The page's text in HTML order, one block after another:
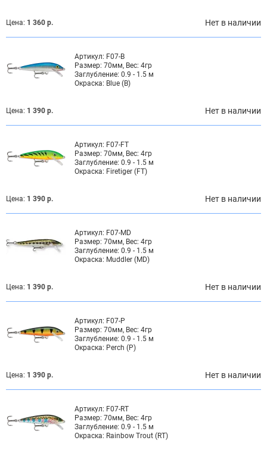
Цена: 1 360 р. Нет в наличии
Артикул: F07-B
Размер: 70мм, Вес: 4гр
Заглубление: 0.9 - 1.5 м
Окраска: Blue (B)
Цена: 1 390 р. Нет в наличии
Артикул: F07-FT
Размер: 70мм, Вес: 4гр
Заглубление: 0.9 - 1.5 м
Окраска: Firetiger (FT)
Цена: 1 390 р. Нет в наличии
Артикул: F07-MD
Размер: 70мм, Вес: 4гр
Заглубление: 0.9 - 1.5 м
Окраска: Muddler (MD)
Цена: 1 390 р. Нет в наличии
Артикул: F07-P
Размер: 70мм, Вес: 4гр
Заглубление: 0.9 - 1.5 м
Окраска: Perch (P)
Цена: 1 390 р. Нет в наличии
Артикул: F07-RT
Размер: 70мм, Вес: 4гр
Заглубление: 0.9 - 1.5 м
Окраска: Rainbow Trout (RT)